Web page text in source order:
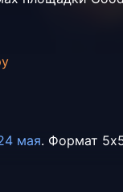
мая. Формат